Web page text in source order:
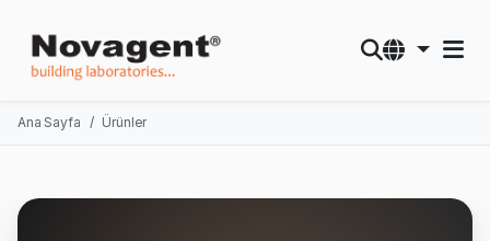
Ana Sayfa Ürünler